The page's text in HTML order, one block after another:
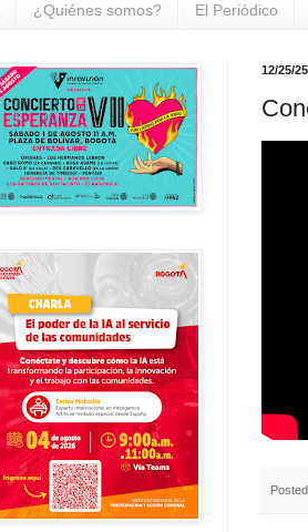
¿Quiénes somos? El Periódico
12/25/25